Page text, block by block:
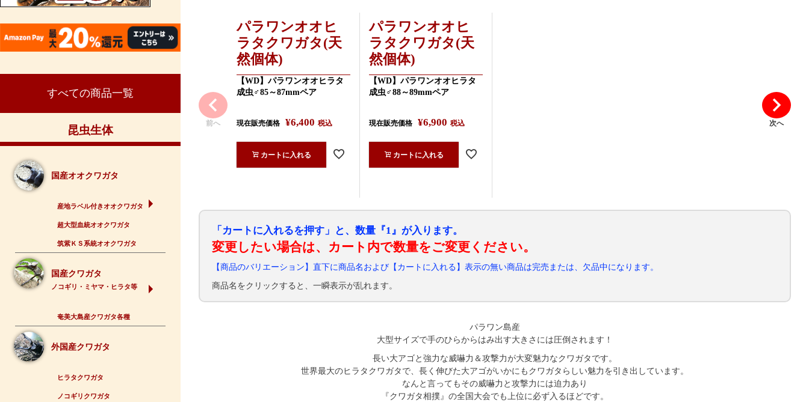
すべての商品一覧
昆虫生体
国産オオクワガタ
産地ラベル付きオオクワガタ
超大型血統オオクワガタ
筑紫ＫＳ系統オオクワガタ
国産クワガタ
ノコギリ・ミヤマ・ヒラタ等
奄美大島産クワガタ各種
外国産クワガタ
ヒラタクワガタ
ノコギリクワガタ
前へ
パラワンオオヒ
ラタクワガタ(天
然個体)
【WD】パラワンオオヒラタ
成虫♂85～87mmペア
現在販売価格 ¥6,400 税込
カートに入れる
パラワンオオヒ
ラタクワガタ(天
然個体)
【WD】パラワンオオヒラタ
成虫♂88～89mmペア
現在販売価格 ¥6,900 税込
カートに入れる
次へ
「カートに入れるを押す」と、数量『1』が入ります。
変更したい場合は、カート内で数量をご変更ください。
【商品のバリエーション】直下に商品名および【カートに入れる】表示の無い商品は完売または、欠品中になります。
商品名をクリックすると、一瞬表示が乱れます。
パラワン島産
大型サイズで手のひらからはみ出す大きさには圧倒されます！
長い大アゴと強力な威嚇力＆攻撃力が大変魅力なクワガタです。
世界最大のヒラタクワガタで、長く伸びた大アゴがいかにもクワガタらしい魅力を引き出しています。
なんと言ってもその威嚇力と攻撃力には迫力あり
『クワガタ相撲』の全国大会でも上位に必ず入るほどです。